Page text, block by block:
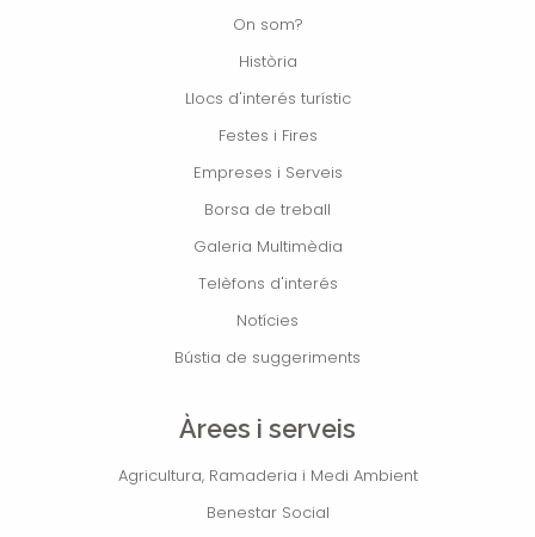
On som?
Història
Llocs d'interés turístic
Festes i Fires
Empreses i Serveis
Borsa de treball
Galeria Multimèdia
Telèfons d'interés
Notícies
Bústia de suggeriments
Àrees i serveis
Agricultura, Ramaderia i Medi Ambient
Benestar Social